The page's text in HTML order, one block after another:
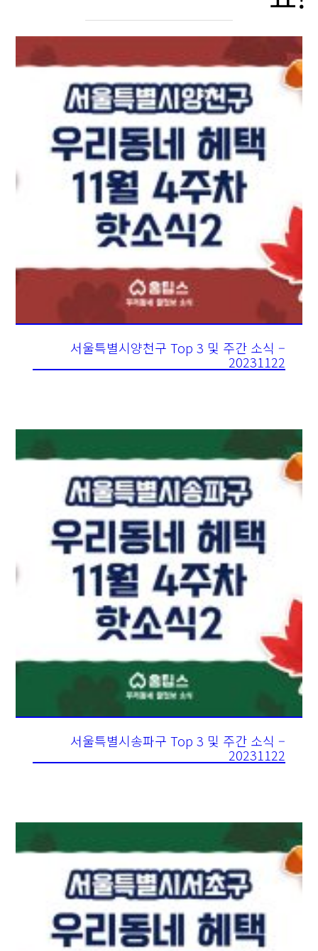
서울특별시양천구 Top 3 및 주간 소식 –
20231122
서울특별시송파구 Top 3 및 주간 소식 –
20231122